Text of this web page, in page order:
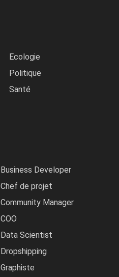
Ecologie
Politique
Santé
Business Developer
Chef de projet
Community Manager
COO
Data Scientist
Dropshipping
Graphiste